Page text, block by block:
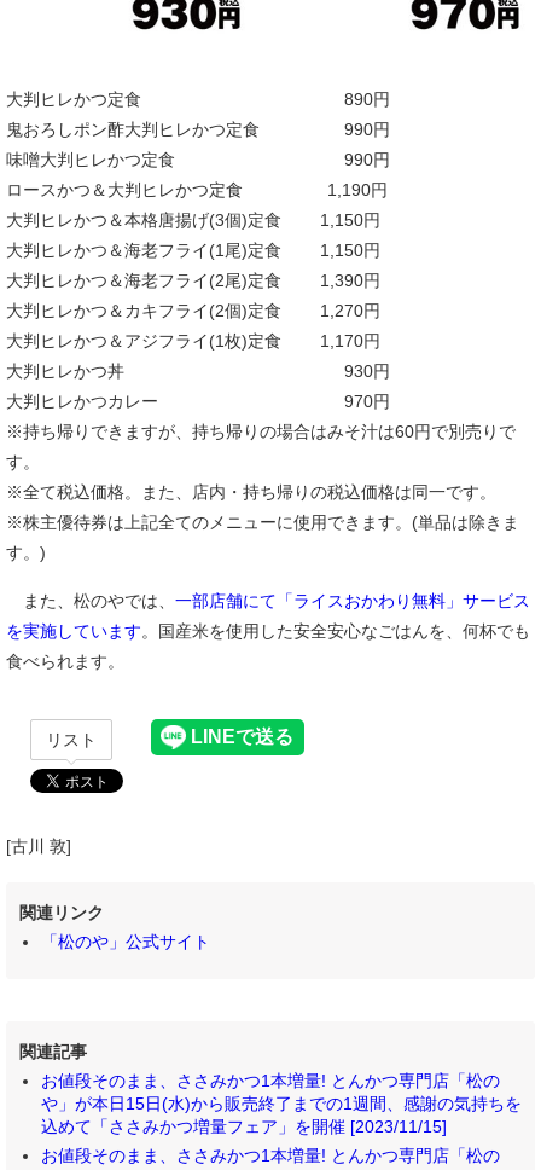
大判ヒレかつ定食 890円
鬼おろしポン酢大判ヒレかつ定食 990円
味噌大判ヒレかつ定食 990円
ロースかつ＆大判ヒレかつ定食 1,190円
大判ヒレかつ＆本格唐揚げ(3個)定食 1,150円
大判ヒレかつ＆海老フライ(1尾)定食 1,150円
大判ヒレかつ＆海老フライ(2尾)定食 1,390円
大判ヒレかつ＆カキフライ(2個)定食 1,270円
大判ヒレかつ＆アジフライ(1枚)定食 1,170円
大判ヒレかつ丼 930円
大判ヒレかつカレー 970円
※持ち帰りできますが、持ち帰りの場合はみそ汁は60円で別売りで
す。
※全て税込価格。また、店内・持ち帰りの税込価格は同一です。
※株主優待券は上記全てのメニューに使用できます。(単品は除きま
す。)
また、松のやでは、 一部店舗にて「ライスおかわり無料」サービス
を実施しています。国産米を使用した安全安心なごはんを、何杯でも
食べられます。
リスト
[古川 敦]
関連リンク
「松のや」公式サイト
関連記事
お値段そのまま、ささみかつ1本増量! とんかつ専門店「松の
や」が本日15日(水)から販売終了までの1週間、感謝の気持ちを
込めて「ささみかつ増量フェア」を開催 [2023/11/15]
お値段そのまま、ささみかつ1本増量! とんかつ専門店「松の